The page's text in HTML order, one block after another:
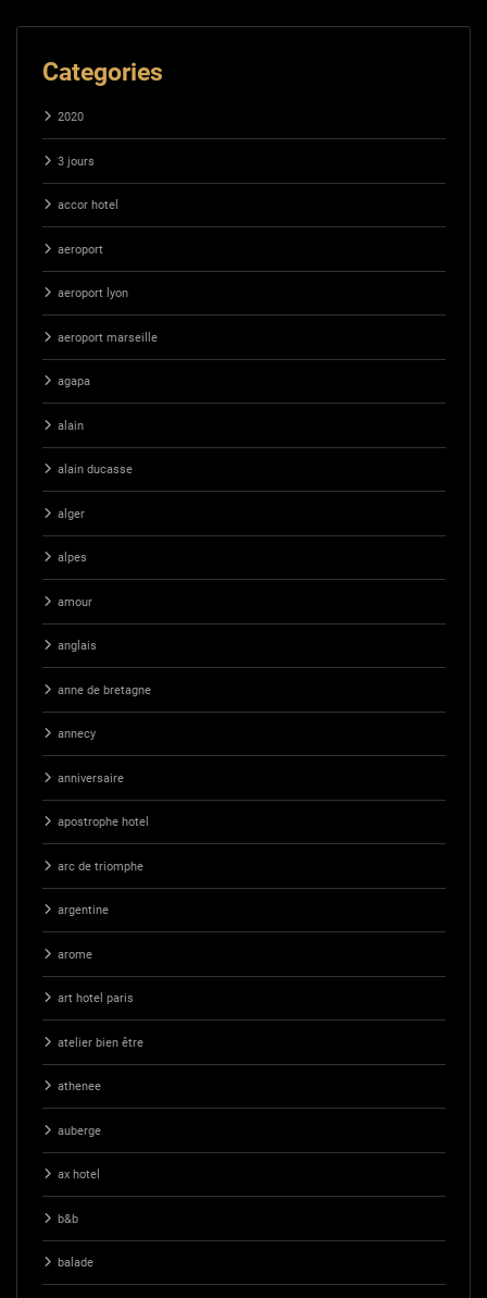
Categories
2020
3 jours
accor hotel
aeroport
aeroport lyon
aeroport marseille
agapa
alain
alain ducasse
alger
alpes
amour
anglais
anne de bretagne
annecy
anniversaire
apostrophe hotel
arc de triomphe
argentine
arome
art hotel paris
atelier bien être
athenee
auberge
ax hotel
b&b
balade